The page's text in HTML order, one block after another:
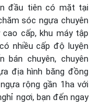
đầu tiên có mặt tại
sóc ngựa chuyên
cấp, khu máy tập
nhiều cấp độ luyện
chuyên, chuyên
địa hình băng đồng
rộng gần 1ha với
ngơi, bạn đến ngay